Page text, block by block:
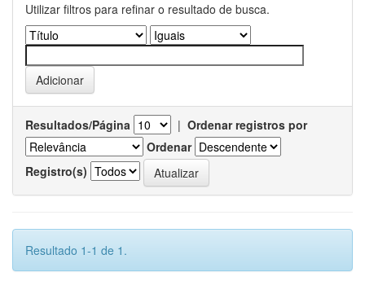
Utilizar filtros para refinar o resultado de busca.
Resultados/Página | Ordenar registros por
Ordenar
Registro(s)
Resultado 1-1 de 1.